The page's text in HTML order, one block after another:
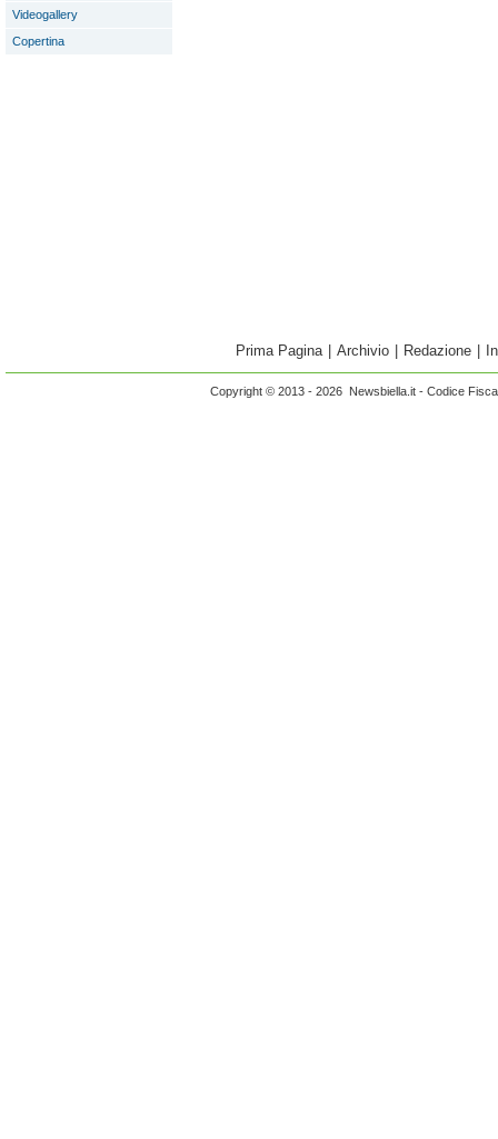
Videogallery
Copertina
Prima Pagina Archivio Redazione
Copyright © 2013 - 2026 Newsbiella.it - Codice